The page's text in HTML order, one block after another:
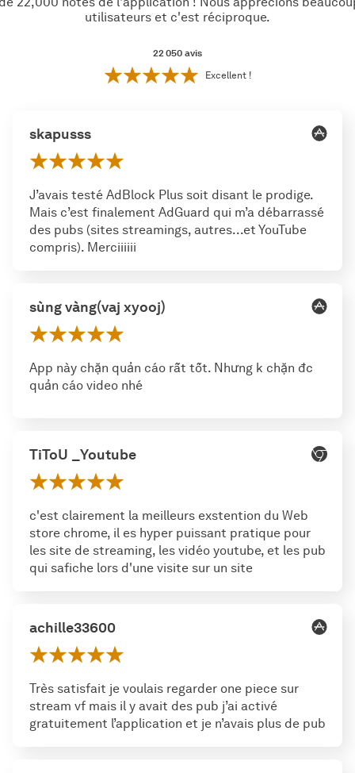
utilisateurs et c'est réciproque.
22 050 avis
Excellent !
skapusss
J’avais testé AdBlock Plus soit disant le prodige.
Mais c’est finalement AdGuard qui m’a débarrassé
des pubs (sites streamings, autres...et YouTube
compris). Merciiiiii
sùng vàng(vaj xyooj)
App này chặn quản cáo rất tốt. Nhưng k chặn đc
quản cáo video nhé
TiToU _Youtube
c'est clairement la meilleurs exstention du Web
store chrome, il es hyper puissant pratique pour
les site de streaming, les vidéo youtube, et les pub
qui safiche lors d'une visite sur un site
achille33600
Très satisfait je voulais regarder one piece sur
stream vf mais il y avait des pub j’ai activé
gratuitement l’application et je n’avais plus de pub